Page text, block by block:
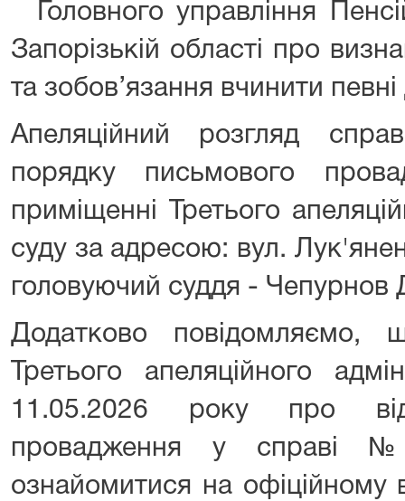
Головного управління
Запорізькій області про
та зобов’язання вчинити певні
Апеляційний розгляд
порядку письмового
приміщенні Третього
суду за адресою: вул.
головуючий суддя - Чепурнов
Додатково повідомляємо,
Третього апеляційного
11.05.2026 року про
провадження у справі
ознайомитися на офіційному